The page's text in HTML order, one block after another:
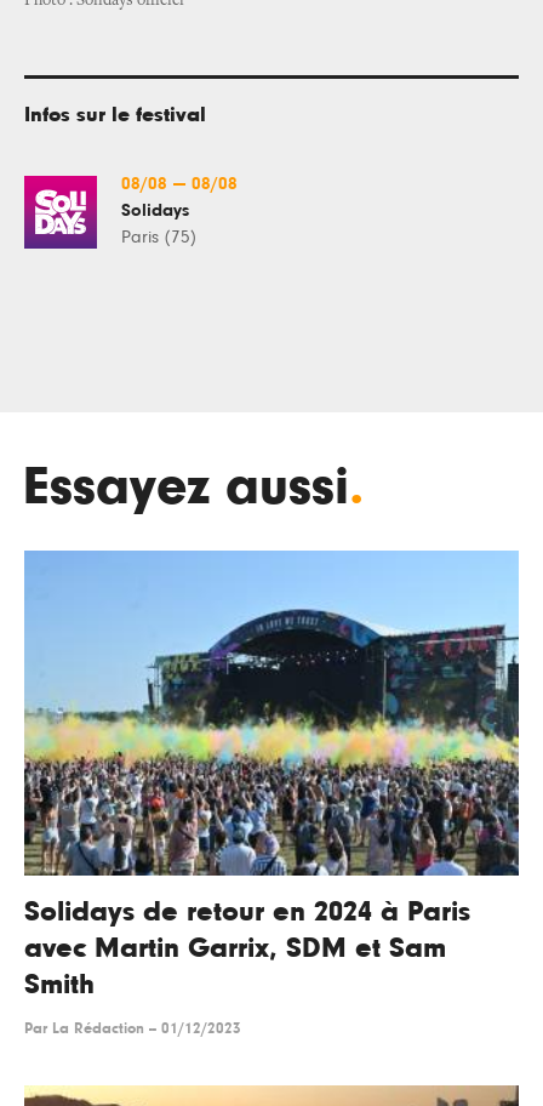
Infos sur le festival
08/08 — 08/08
Solidays
Paris (75)
Essayez aussi.
Solidays de retour en 2024 à Paris
avec Martin Garrix, SDM et Sam
Smith
Par La Rédaction -- 01/12/2023